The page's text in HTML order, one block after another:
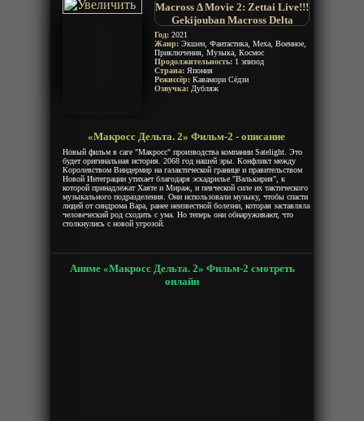
Macross Δ Movie 2: Zettai Live!!!
Gekijouban Macross Delta
Год: 2021
Жанр: Экшен, Фантастика, Меха, Военное,
Приключения, Музыка, Космос
Продолжительность: 1 эпизод
Страна: Япония
Режиссёр: Кавамори Сёдзи
Озвучка: Дубляж
«Макросс Дельта. 2» Фильм-2 - описание
Новый фильм в саге "Макросс" производства компании Satelight. Это
будет оригинальная история. 2068 год нашей эры. Конфликт между
Королевством Виндермир на галактической границе и правительством
Новой Интеграции утихает благодаря эскадрилье "Валькирия", к
которой принадлежат Хаяте и Мираж, и певческой силе их тактического
музыкального подразделения. Они использовали музыку, чтобы спасти
людей от синдрома Вара, ранее неизвестной болезни, которая заставляла
человеческий род сходить с ума. Но теперь они обнаруживают, что
столкнулись с новой угрозой.
Аниме «Макросс Дельта. 2» Фильм-2 смотреть
онлайн